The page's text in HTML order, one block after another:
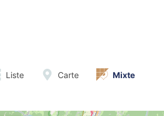
Liste Carte Mixte